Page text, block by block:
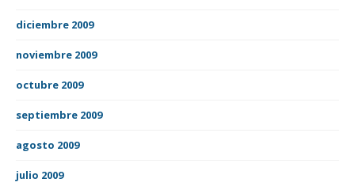
diciembre 2009
noviembre 2009
octubre 2009
septiembre 2009
agosto 2009
julio 2009